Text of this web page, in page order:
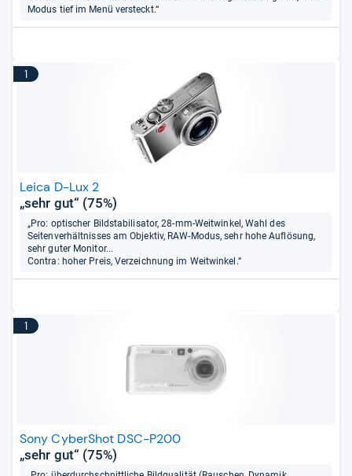
Modus tief im Menü versteckt.“
1
Leica D-Lux 2
„sehr gut“ (75%)
„Pro: optischer Bildstabilisator, 28-mm-Weitwinkel, Wahl des
Seitenverhältnisses am Objektiv, RAW-Modus, sehr hohe Auflösung,
sehr guter Monitor...
Contra: hoher Preis, Verzeichnung im Weitwinkel.“
1
Sony CyberShot DSC-P200
„sehr gut“ (75%)